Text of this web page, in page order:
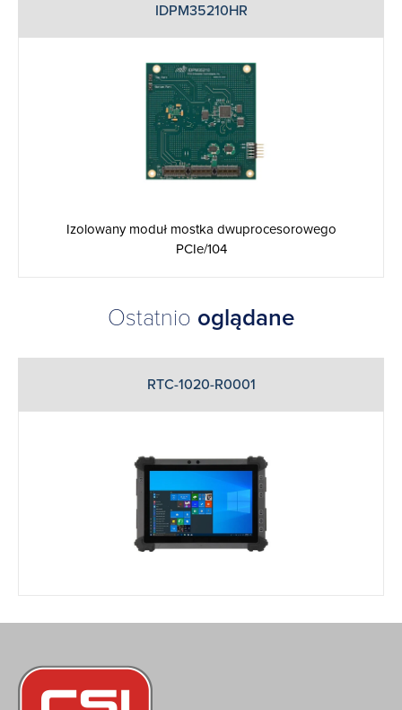
IDPM35210HR
Izolowany moduł mostka dwuprocesorowego
PCIe/104
Ostatnio oglądane
RTC-1020-R0001